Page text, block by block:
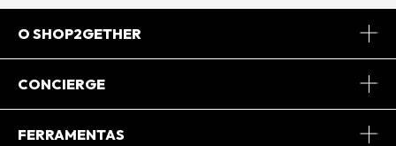
O SHOP2GETHER
Sobre Nós
CONCIERGE
Central de Relacionamento
FERRAMENTAS